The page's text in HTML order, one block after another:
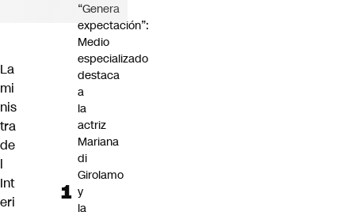
La
mi
nis
tra
de
l
Int
eri
“Genera
expectación”:
Medio
especializado
destaca
a
la
actriz
Mariana
di
Girolamo
y
la